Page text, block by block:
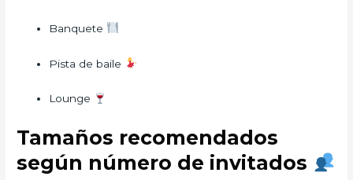
Banquete
Pista de baile
Lounge
Tamaños recomendados
según número de invitados